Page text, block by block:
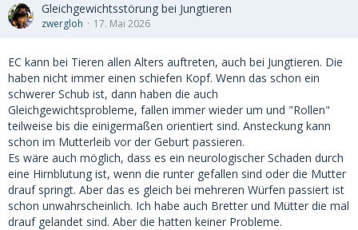
Gleichgewichtsstörung bei Jungtieren
zwergloh 17. Mai 2026
EC kann bei Tieren allen Alters auftreten, auch bei Jungtieren. Die
haben nicht immer einen schiefen Kopf. Wenn das schon ein
schwerer Schub ist, dann haben die auch
Gleichgewichtsprobleme, fallen immer wieder um und "Rollen"
teilweise bis die einigermaßen orientiert sind. Ansteckung kann
schon im Mutterleib vor der Geburt passieren.
Es wäre auch möglich, dass es ein neurologischer Schaden durch
eine Hirnblutung ist, wenn die runter gefallen sind oder die Mutter
drauf springt. Aber das es gleich bei mehreren Würfen passiert ist
schon unwahrscheinlich. Ich habe auch Bretter und Mütter die mal
drauf gelandet sind. Aber die hatten keiner Probleme.